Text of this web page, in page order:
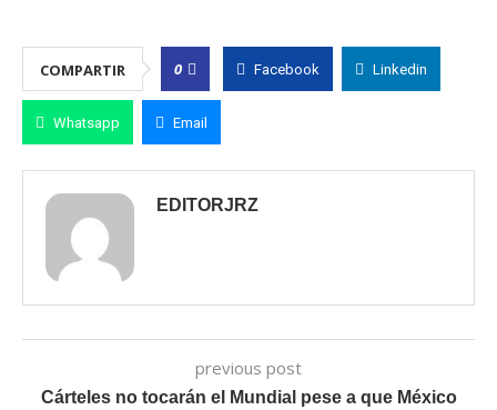
COMPARTIR 0 Facebook Linkedin
Whatsapp Email
EDITORJRZ
previous post
Cárteles no tocarán el Mundial pese a que México